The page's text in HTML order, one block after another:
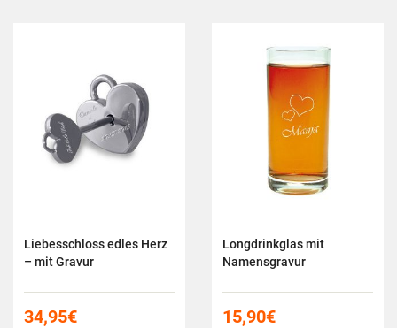
Liebesschloss edles Herz
– mit Gravur
34,95€
Longdrinkglas mit
Namensgravur
15,90€